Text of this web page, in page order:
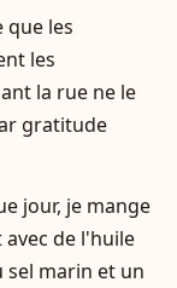
que les
les
la rue ne le
gratitude
jour, je mange
de l'huile
sel marin et un